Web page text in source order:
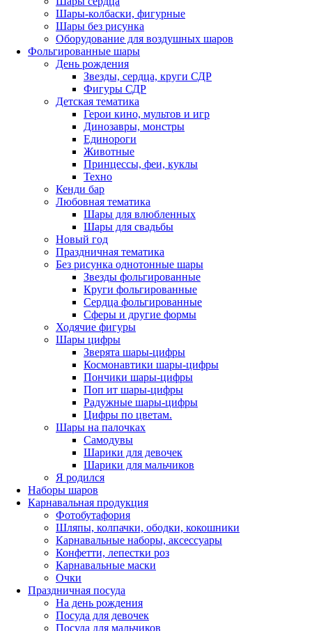
Шары-колбаски, фигурные
Шары без рисунка
Оборудование для воздушных шаров
Фольгированные шары
День рождения
Звезды, сердца, круги СДР
Фигуры СДР
Детская тематика
Герои кино, мультов и игр
Динозавры, монстры
Единороги
Животные
Принцессы, феи, куклы
Техно
Кенди бар
Любовная тематика
Шары для влюбленных
Шары для свадьбы
Новый год
Праздничная тематика
Без рисунка однотонные шары
Звезды фольгированные
Круги фольгированные
Сердца фольгированные
Сферы и другие формы
Ходячие фигуры
Шары цифры
Зверята шары-цифры
Космонавтики шары-цифры
Пончики шары-цифры
Поп ит шары-цифры
Радужные шары-цифры
Цифры по цветам.
Шары на палочках
Самодувы
Шарики для девочек
Шарики для мальчиков
Я родился
Наборы шаров
Карнавальная продукция
Фотобутафория
Шляпы, колпачки, ободки, кокошники
Карнавальные наборы, аксессуары
Конфетти, лепестки роз
Карнавальные маски
Очки
Праздничная посуда
На день рождения
Посуда для девочек
Посуда для мальчиков